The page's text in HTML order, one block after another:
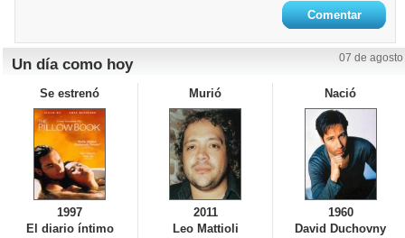
Un día como hoy 07 de agosto
Se estrenó
1997
El diario íntimo
Murió
2011
Leo Mattioli
Nació
1960
David Duchovny